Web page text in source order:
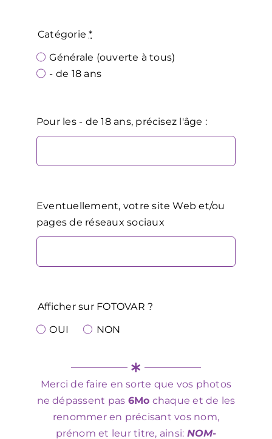
Catégorie*
Générale (ouverte à tous)
- de 18 ans
Pour les - de 18 ans, précisez l'âge :
Eventuellement, votre site Web et/ou
pages de réseaux sociaux
Afficher sur FOTOVAR ?
OUI
NON
Merci de faire en sorte que vos photos
ne dépassent pas 6Mo chaque et de les
renommer en précisant vos nom,
prénom et leur titre, ainsi: NOM-